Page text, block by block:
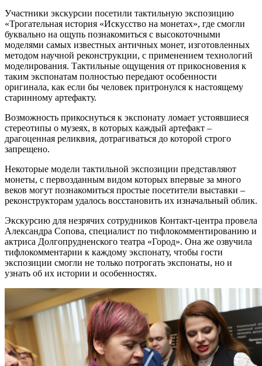
Участники экскурсии посетили тактильную экспозицию
«Трогательная история «Искусство на монетах», где смогли
буквально на ощупь познакомиться с высокоточными
моделями самых известных античных монет, изготовленных
методом научной реконструкции, с применением технологий
моделирования. Тактильные ощущения от прикосновения к
таким экспонатам полностью передают особенности
оригинала, как если бы человек притронулся к настоящему
старинному артефакту.
Возможность прикоснуться к экспонату ломает устоявшиеся
стереотипы о музеях, в которых каждый артефакт –
драгоценная реликвия, дотрагиваться до которой строго
запрещено.
Некоторые модели тактильной экспозиции представляют
монеты, с первозданным видом которых впервые за много
веков могут познакомиться простые посетители выставки –
реконструкторам удалось восстановить их изначальный облик.
Экскурсию для незрячих сотрудников Контакт-центра провела
Александра Сопова, специалист по тифлокомментированию и
актриса Долгопрудненского театра «Город». Она же озвучила
тифлокомментарии к каждому экспонату, чтобы гости
экспозиции смогли не только потрогать экспонаты, но и
узнать об их истории и особенностях.